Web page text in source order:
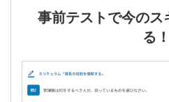
事前テストで今のス
る！